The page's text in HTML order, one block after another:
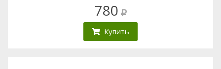
780
Купить